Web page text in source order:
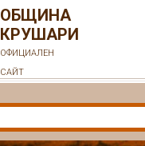
ОБЩИНА
КРУШАРИ
ОФИЦИАЛЕН
САЙТ